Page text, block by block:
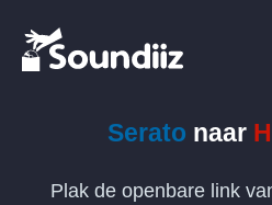
Serato naar
Plak de openbare link